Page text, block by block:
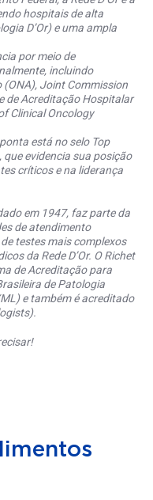
hospitais de alta
D’Or) e uma ampla
por meio de
incluindo
Joint Commission
de Acreditação Hospitalar
Clinical Oncology
está no selo Top
que evidencia sua posição
críticos e na liderança
em 1947, faz parte da
de atendimento
testes mais complexos
da Rede D’Or. O Richet
de Acreditação para
de Patologia
e também é acreditado